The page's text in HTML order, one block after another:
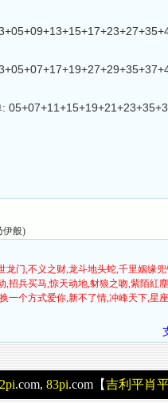
伊般)
门,不义之财,龙斗地头蛇,千里姻缘
招兵买马,惊天动地,豺狼之吻,紫陌紅
一个方式爱你,新不了情,冲峰天下,星
.com, 83pi.com【吉利平肖